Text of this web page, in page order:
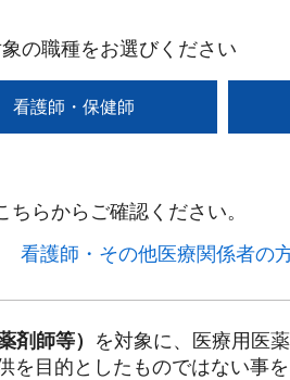
の職種をお選びください
看護師・保健師
らからご確認ください。​
看護師・その他医療関係者の
剤師等） を対象に、医療用医
目的としたものではない事を